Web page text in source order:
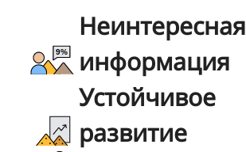
Неинтересная
информация
Устойчивое
развитие